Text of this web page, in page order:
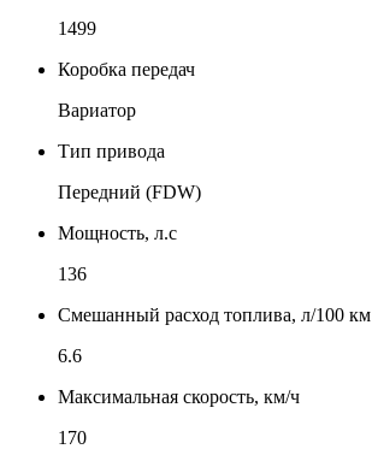
1499
Коробка передач
Вариатор
Тип привода
Передний (FDW)
Мощность, л.с
136
Смешанный расход топлива, л/100 км
6.6
Максимальная скорость, км/ч
170